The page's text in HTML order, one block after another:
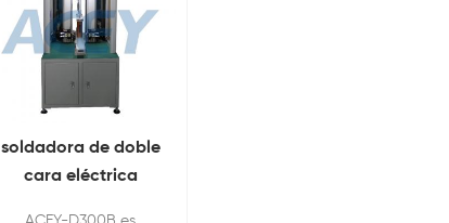
soldadora de doble
cara eléctrica